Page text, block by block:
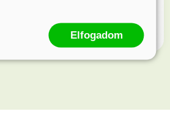
újdonságainkról és akcióinkról.
Elfogadom